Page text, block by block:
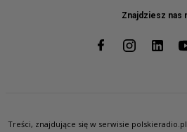
Znajdziesz nas
Treści, znajdujące się w serwisie